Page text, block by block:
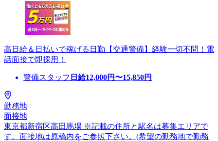
高日給＆日払いで稼げる日勤【交通警備】経験一切不問！電
話面接で即採用！
警備スタッフ 日給12,000円〜15,850円
勤務地
面接地
東京都新宿区高田馬場 ※記載の住所と駅名は募集エリアで
す。面接地は原稿内をご参照下さい。(希望の勤務地で勤務